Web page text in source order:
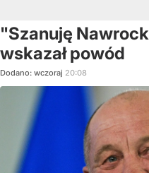
"Szanuję
wskazał powód
Dodano: wczoraj 20:08